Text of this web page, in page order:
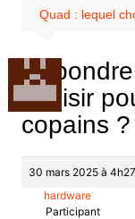
Quad : lequel
choisir
copains ?
30 mars 2025 à 4h27
hardware
Participant